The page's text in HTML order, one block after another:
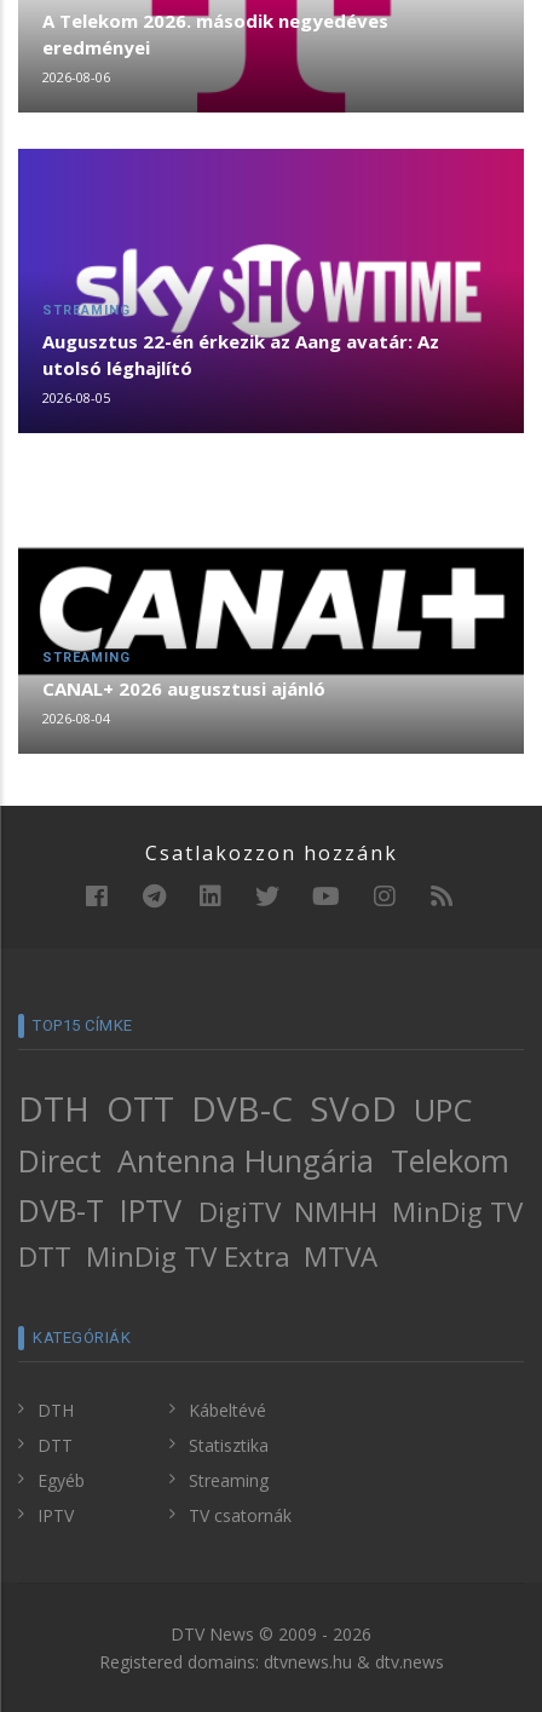
A Telekom 2026. második negyedéves
eredményei
2026-08-06
STREAMING
Augusztus 22-én érkezik az Aang avatár: Az
utolsó léghajlító
2026-08-05
STREAMING
CANAL+ 2026 augusztusi ajánló
2026-08-04
Csatlakozzon hozzánk
TOP15 CÍMKE
DTH OTT DVB-C SVoD UPC
Direct Antenna Hungária Telekom
DVB-T IPTV DigiTV NMHH MinDig TV
DTT MinDig TV Extra MTVA
KATEGÓRIÁK
DTH
DTT
Egyéb
IPTV
Kábeltévé
Statisztika
Streaming
TV csatornák
DTV News © 2009 - 2026
Registered domains: dtvnews.hu & dtv.news